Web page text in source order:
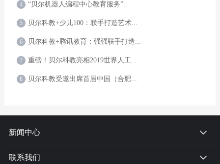
4 “贝尔机器人编程中心教育服务”...
5 贝尔科教+少儿100：联手打造艺术...
6 贝尔科教+腾讯教育：强强联手打造...
7 重磅！贝尔科教亮相2019世界人工...
8 贝尔科教受邀出席首届中国（合肥...
新闻中心
联系我们